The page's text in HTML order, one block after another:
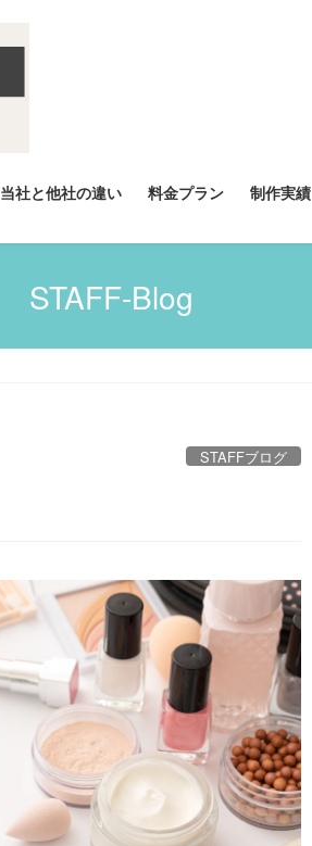
当社と他社の違い 料金プラン 制作実績
STAFF-Blog
STAFFブログ